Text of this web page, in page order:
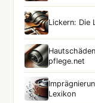
Lickern: Die
pflege.net
Lexikon